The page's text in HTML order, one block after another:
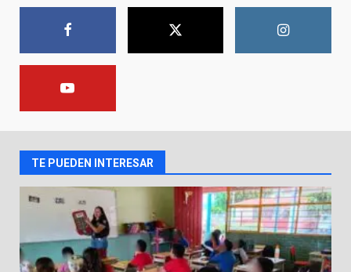
8 de agosto de 2026
2
Inauguran la Galería Historia y
Arte en Cartonería
7 de agosto de 2026
TE PUEDEN INTERESAR